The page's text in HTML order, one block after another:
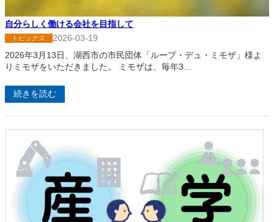
自分らしく働ける会社を目指して
トピックス
2026-03-19
2026年3月13日、湖西市の市民団体「ループ・デュ・ミモザ」様よ
りミモザをいただきました。 ミモザは、毎年3…
続きを読む